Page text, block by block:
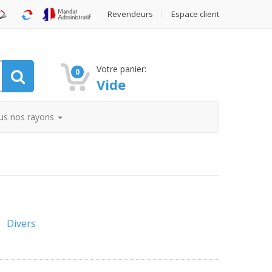
Revendeurs Espace client
0 Votre panier:
Vide
nos rayons
Divers